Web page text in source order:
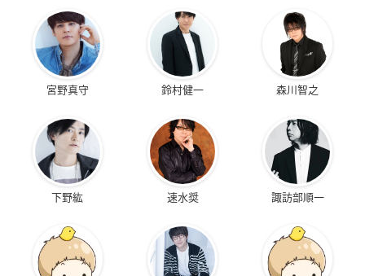
宮野真守 鈴村健一 森川智之
下野紘 速水奨 諏訪部順一